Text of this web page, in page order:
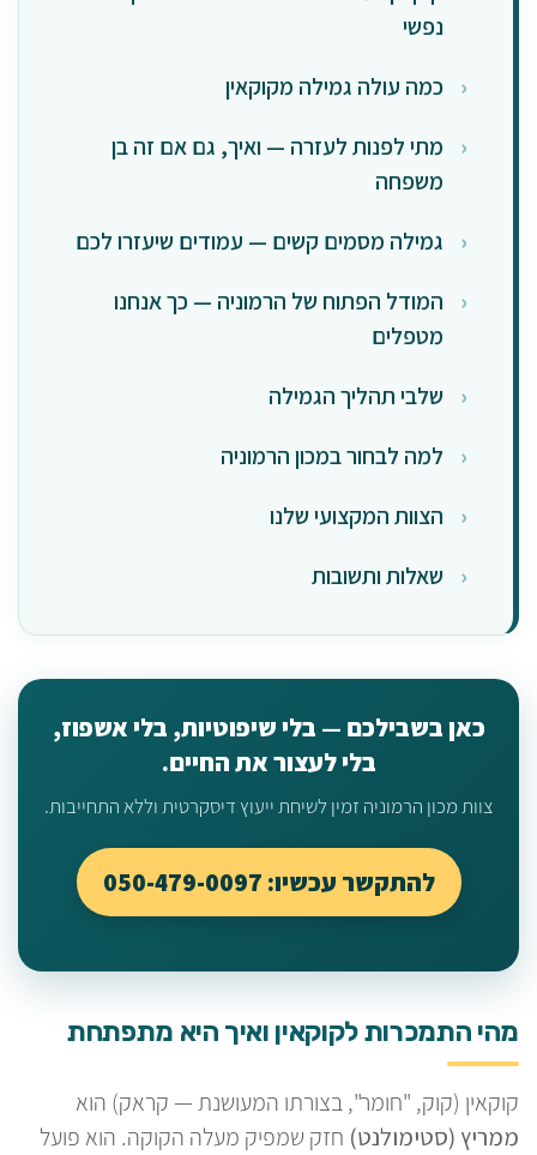
נפשי
כמה עולה גמילה מקוקאין
מתי לפנות לעזרה — ואיך, גם אם זה בן
משפחה
גמילה מסמים קשים — עמודים שיעזרו לכם
המודל הפתוח של הרמוניה — כך אנחנו
מטפלים
שלבי תהליך הגמילה
למה לבחור במכון הרמוניה
הצוות המקצועי שלנו
שאלות ותשובות
כאן בשבילכם — בלי שיפוטיות, בלי אשפוז,
בלי לעצור את החיים.
צוות מכון הרמוניה זמין לשיחת ייעוץ דיסקרטית וללא התחייבות.
להתקשר עכשיו: 050-479-0097
מהי התמכרות לקוקאין ואיך היא מתפתחת
קוקאין (קוק, "חומר", בצורתו המעושנת — קראק) הוא
ממריץ (סטימולנט) חזק שמפיק מעלה הקוקה. הוא פועל